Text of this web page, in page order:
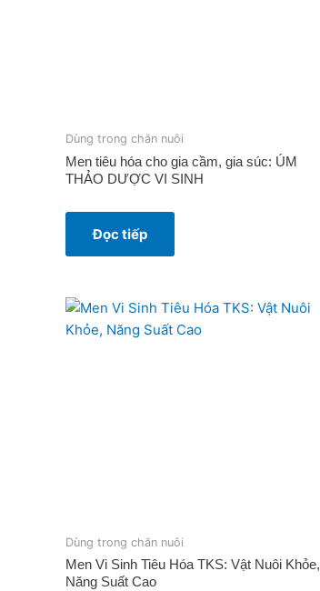
Dùng trong chăn nuôi
Men tiêu hóa cho gia cầm, gia súc: ÚM
THẢO DƯỢC VI SINH
Đọc tiếp
Dùng trong chăn nuôi
Men Vi Sinh Tiêu Hóa TKS: Vật Nuôi Khỏe,
Năng Suất Cao